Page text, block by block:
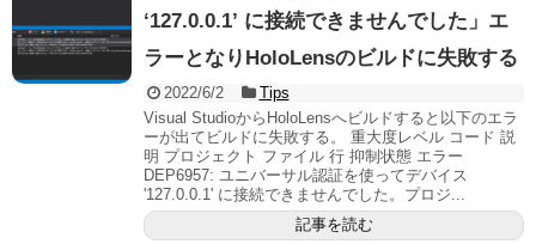
‘127.0.0.1’ に接続できませんでした」エ
ラーとなりHoloLensのビルドに失敗する
2022/6/2
Tips
Visual StudioからHoloLensへビルドすると以下のエラ
ーが出てビルドに失敗する。 重大度レベル コード 説
明 プロジェクト ファイル 行 抑制状態 エラー
DEP6957: ユニバーサル認証を使ってデバイス
'127.0.0.1' に接続できませんでした。プロジ...
記事を読む